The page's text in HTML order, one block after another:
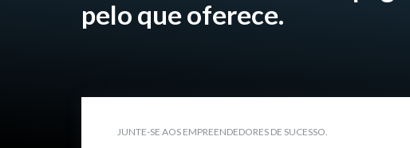
pelo que oferece.
JUNTE-SE AOS EMPREENDEDORES DE SUCESSO.